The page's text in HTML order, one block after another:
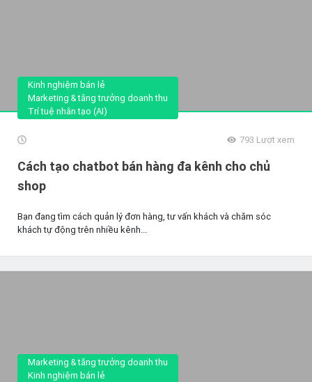
Kinh nghiệm bán lẻ
Marketing & tăng trưởng doanh thu
Trí tuệ nhân tạo (AI)
793 Lượt xem
Cách tạo chatbot bán hàng đa kênh cho chủ
shop
Bạn đang tìm cách quản lý đơn hàng, tư vấn khách và chăm sóc
khách tự động trên nhiều kênh...
Marketing & tăng trưởng doanh thu
Kinh nghiệm bán lẻ